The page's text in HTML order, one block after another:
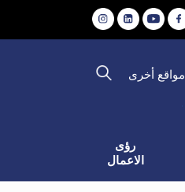
مواقع أخرى
رؤى
الاعمال